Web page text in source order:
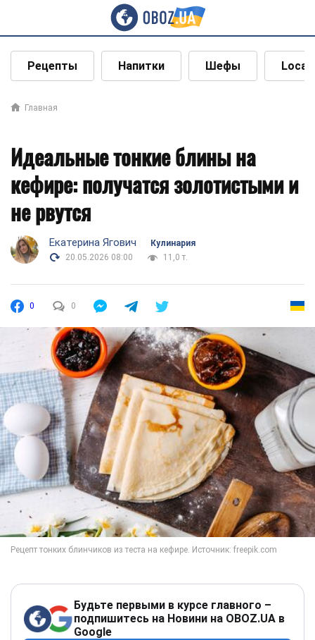
Рецепты Напитки Шефы Local
Главная
Идеальные тонкие блины на
кефире: получатся золотистыми и
не рвутся
Екатерина Ягович
Кулинария
20.05.2026 08:00
11,0 т.
0 0
Будьте первыми в курсе главного –
подпишитесь на Новини на OBOZ.UA в
Google